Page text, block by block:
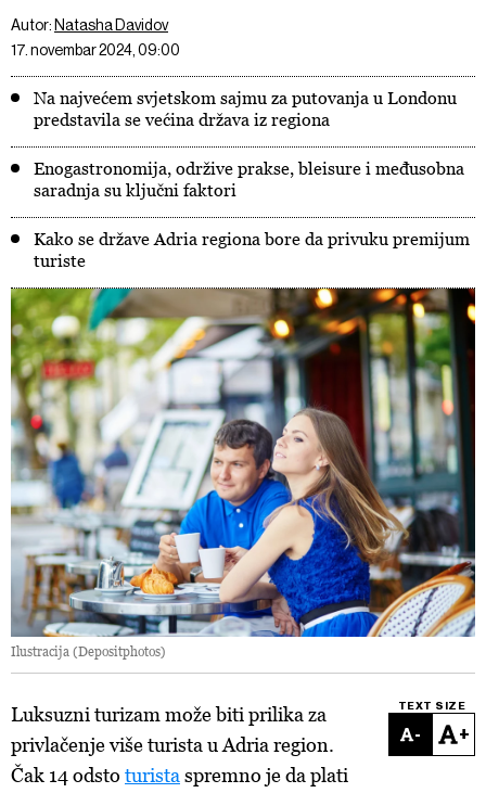
Autor: Natasha Davidov
17. novembar 2024, 09:00
Na najvećem svjetskom sajmu za putovanja u Londonu
predstavila se većina država iz regiona
Enogastronomija, održive prakse, bleisure i međusobna
saradnja su ključni faktori
Kako se države Adria regiona bore da privuku premijum
turiste
Ilustracija (Depositphotos)
TEXT SIZE
- +
Luksuzni turizam može biti prilika za
privlačenje više turista u Adria region.
Čak 14 odsto turista spremno je da plati